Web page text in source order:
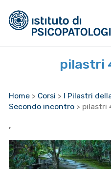
pilastri
Home > Corsi > I Pilastri
Secondo incontro > pilastri
,